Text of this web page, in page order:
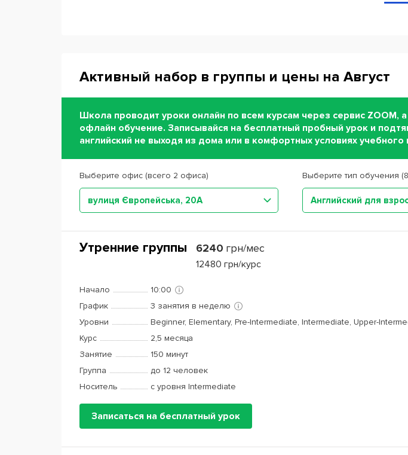
Активный набор в группы и цены на Август
Школа проводит уроки онлайн по всем курсам через сервис ZOOM,
офлайн обучение. Записывайся на бесплатный пробный урок и
английский не выходя из дома или в комфортных условиях учебного
Выберите офис (всего 2 офиса)
вулиця Європейська, 20А
Выберите тип обучения
Английский для
Утренние группы 6240 грн/мес
12480 грн/курс
Начало
10:00
График
3 занятия в неделю
Уровни
Beginner, Elementary, Pre-Intermediate, Intermediate, Upper-
Курс
2,5 месяца
Занятие
150 минут
Группа
до 12 человек
Носитель
с уровня Intermediate
Записаться на бесплатный урок